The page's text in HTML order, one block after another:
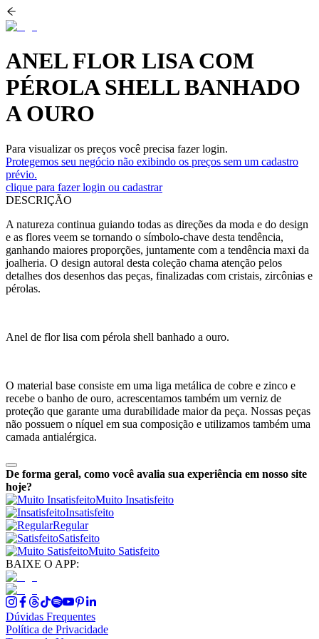
ANEL FLOR LISA COM
PÉROLA SHELL BANHADO
A OURO
Para visualizar os preços você precisa fazer login.
Protegemos seu negócio não exibindo os preços sem um cadastro
prévio.
clique para fazer login ou cadastrar
DESCRIÇÃO
A natureza continua guiando todas as direções da moda e do design
e as flores veem se tornando o símbolo-chave desta tendência,
ganhando maiores proporções, juntamente com a tendência maxi da
joalheria. O design autoral desta coleção chama atenção pelos
detalhes dos desenhos das peças, finalizadas com cristais, zircônias e
pérolas.
Anel de flor lisa com pérola shell banhado a ouro.
O material base consiste em uma liga metálica de cobre e zinco e
recebe o banho de ouro, acrescentamos também um verniz de
proteção que garante uma durabilidade maior da peça. Nossas peças
não possuem o níquel em sua composição e utilizamos também uma
camada antialérgica.
De forma geral, como você avalia sua experiência em nosso site
hoje?
Muito Insatisfeito
Insatisfeito
Regular
Satisfeito
Muito Satisfeito
BAIXE O APP:
Dúvidas Frequentes
Política de Privacidade